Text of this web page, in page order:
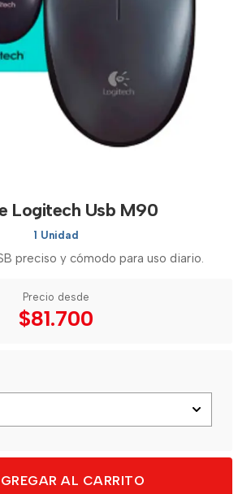
Logitech Usb M90
1 Unidad
preciso y cómodo para uso diario.
Precio desde
$81.700
AL CARRITO